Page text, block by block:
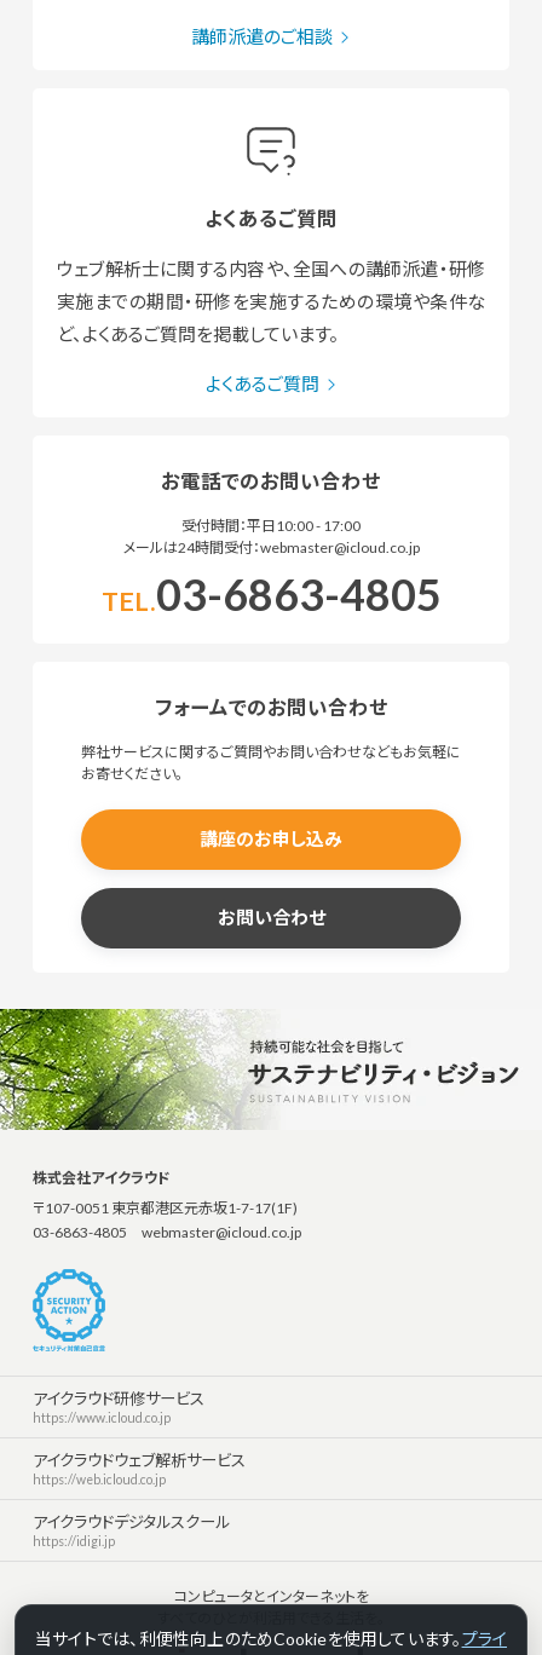
講師派遣のご相談
よくあるご質問
ウェブ解析士に関する内容や、全国への講師派遣・研修
実施までの期間・研修を実施するための環境や条件な
ど、よくあるご質問を掲載しています。
よくあるご質問
お電話でのお問い合わせ
受付時間：平日10:00 - 17:00
メールは24時間受付：webmaster@icloud.co.jp
TEL.03-6863-4805
フォームでのお問い合わせ
弊社サービスに関するご質問やお問い合わせなどもお気軽に
お寄せください。
講座のお申し込み
お問い合わせ
株式会社アイクラウド
〒107-0051 東京都港区元赤坂1-7-17(1F)
03-6863-4805 webmaster@icloud.co.jp
アイクラウド研修サービス
https://www.icloud.co.jp
アイクラウドウェブ解析サービス
https://web.icloud.co.jp
アイクラウドデジタルスクール
https://idigi.jp
コンピュータとインターネットを
当サイトでは、利便性向上のためCookieを使用しています。プライ